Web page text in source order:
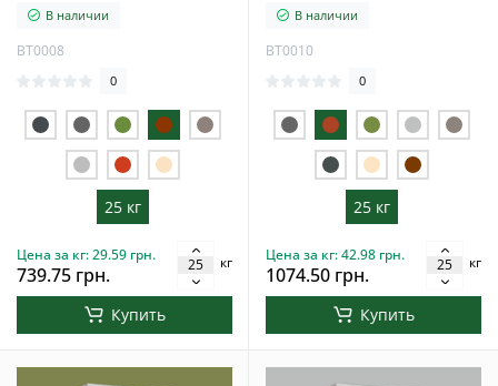
В наличии
BT0008
0
25 кг
Цена за кг: 29.59 грн.
739.75 грн.
кг
Купить
В наличии
BT0010
0
25 кг
Цена за кг: 42.98 грн.
1074.50 грн.
кг
Купить